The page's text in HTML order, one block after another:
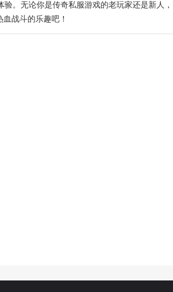
。无论你是传奇私服游戏的老玩家还是新人，
战斗的乐趣吧！